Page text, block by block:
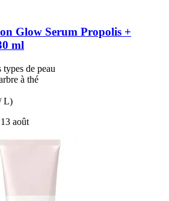
Glow Serum Propolis +
ml
types de peau
à thé
L)
août